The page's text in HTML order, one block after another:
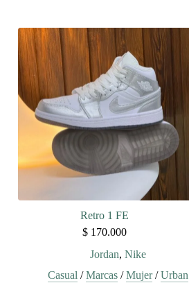
Retro 1 FE
$170.000
Jordan,Nike
Casual /Marcas /Mujer/Urban